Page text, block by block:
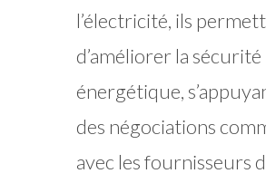
l’électricité, ils
d’améliorer la sécurité
énergétique,
des négociations
avec les fournisseurs